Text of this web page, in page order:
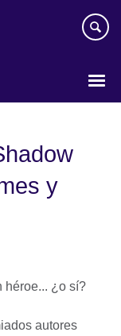
y
héroe... ¿o sí?
autores